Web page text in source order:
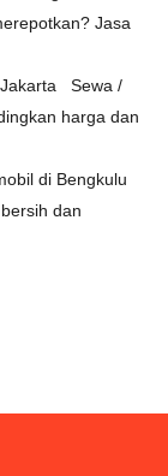
Jasa
Jakarta Sewa /
harga dan
di Bengkulu
dan